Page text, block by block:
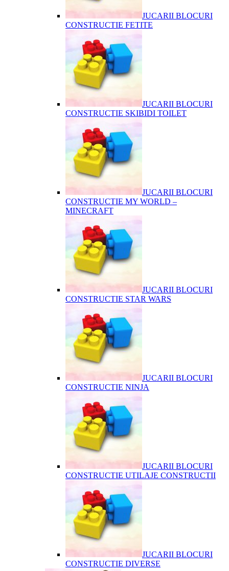
JUCARII BLOCURI
CONSTRUCTIE FETITE
JUCARII BLOCURI
CONSTRUCTIE SKIBIDI TOILET
JUCARII BLOCURI
CONSTRUCTIE MY WORLD –
MINECRAFT
JUCARII BLOCURI
CONSTRUCTIE STAR WARS
JUCARII BLOCURI
CONSTRUCTIE NINJA
JUCARII BLOCURI
CONSTRUCTIE UTILAJE CONSTRUCTII
JUCARII BLOCURI
CONSTRUCTIE DIVERSE